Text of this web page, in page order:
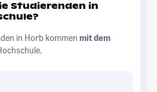
Studierenden in
in Horb kommen mit dem